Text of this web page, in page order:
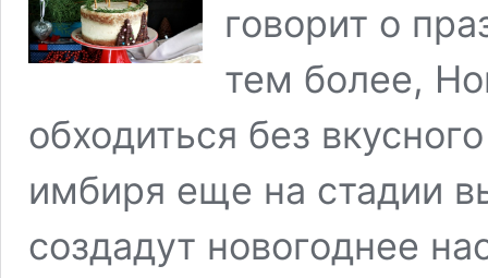
говорит о
тем более,
обходиться без
имбиря еще на стадии
создадут новогоднее